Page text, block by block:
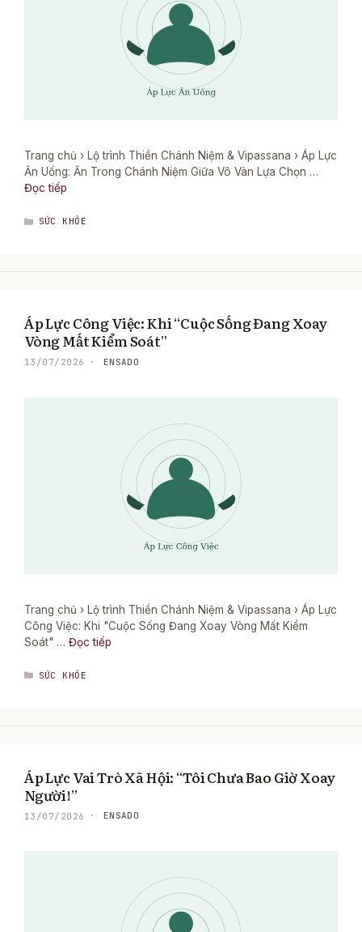
Trang chủ › Lộ trình Thiền Chánh Niệm & Vipassana › Áp Lực
Ăn Uống: Ăn Trong Chánh Niệm Giữa Vô Vàn Lựa Chọn …
Đọc tiếp
DANH
SỨC KHỎE
Áp Lực Công Việc: Khi “Cuộc Sống Đang Xoay
Vòng Mất Kiểm Soát”
13/07/2026 ENSADO
Trang chủ › Lộ trình Thiền Chánh Niệm & Vipassana › Áp Lực
Công Việc: Khi "Cuộc Sống Đang Xoay Vòng Mất Kiểm
Soát" … Đọc tiếp
DANH
SỨC KHỎE
Áp Lực Vai Trò Xã Hội: “Tôi Chưa Bao Giờ Xoay
Người!”
13/07/2026 ENSADO